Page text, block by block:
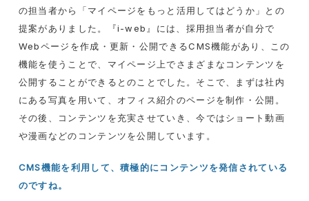
の担当者から「マイページをもっと活用してはどうか」との
提案がありました。『i-web』には、採用担当者が自分で
Webページを作成・更新・公開できるCMS機能があり、この
機能を使うことで、マイページ上でさまざまなコンテンツを
公開することができるとのことでした。そこで、まずは社内
にある写真を用いて、オフィス紹介のページを制作・公開。
その後、コンテンツを充実させていき、今ではショート動画
や漫画などのコンテンツを公開しています。
CMS機能を利用して、積極的にコンテンツを発信されている
のですね。